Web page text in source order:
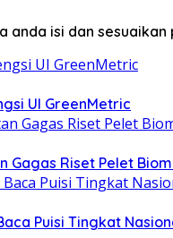
anda isi dan
UI GreenMetric
Gagas Riset Pelet
Puisi Tingkat